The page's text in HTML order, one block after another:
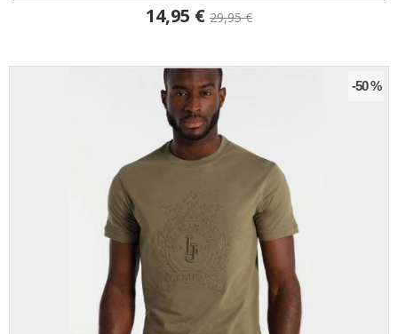
14,95 € 29,95 €
-50 %